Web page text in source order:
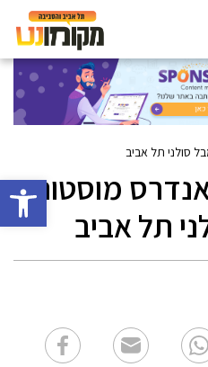
פתח
סולני תל אביב
אנדרס מוסטונן
תל אביב